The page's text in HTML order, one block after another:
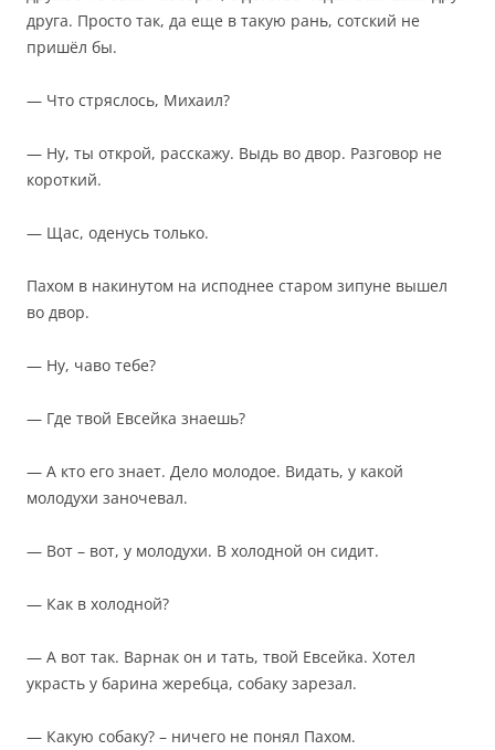
друга. Просто так, да еще в такую рань, сотский не
пришёл бы.
— Что стряслось, Михаил?
— Ну, ты открой, расскажу. Выдь во двор. Разговор не
короткий.
— Щас, оденусь только.
Пахом в накинутом на исподнее старом зипуне вышел
во двор.
— Ну, чаво тебе?
— Где твой Евсейка знаешь?
— А кто его знает. Дело молодое. Видать, у какой
молодухи заночевал.
— Вот – вот, у молодухи. В холодной он сидит.
— Как в холодной?
— А вот так. Варнак он и тать, твой Евсейка. Хотел
украсть у барина жеребца, собаку зарезал.
— Какую собаку? – ничего не понял Пахом.